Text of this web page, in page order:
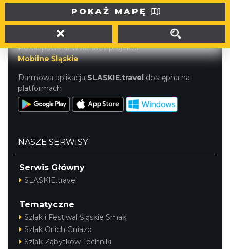
POKAŻ MAPĘ
tel. (32) 207 207 1
Portal powstał w ramach projektu
Mobilne Śląskie
Darmowa aplikacja SLASKIE.travel dostępna na
platformach
NASZE SERWISY
Serwis Główny
SLASKIE.travel
Tematyczne
Szlak i Festiwal Śląskie Smaki
Szlak Orlich Gniazd
Szlak Zabytków Techniki